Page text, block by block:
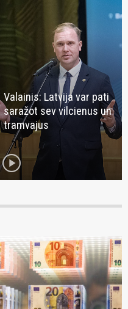
Valainis: Latvija var pati
saražot sev vilcienus un
tramvajus
play_circle